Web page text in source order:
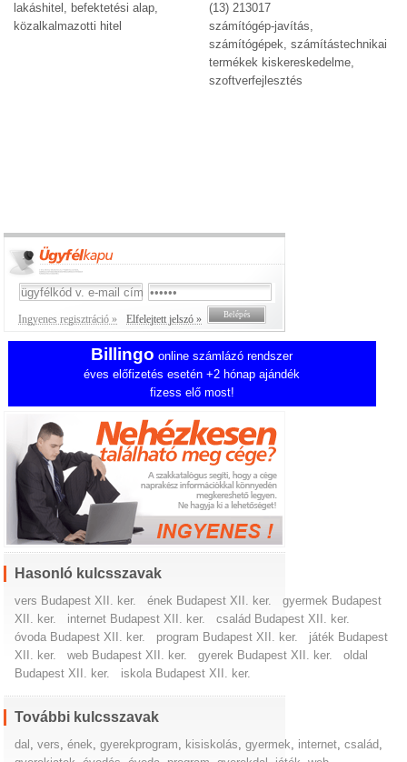
lakáshitel, befektetési alap,
közalkalmazotti hitel
(13) 213017
számítógép-javítás,
számítógépek, számítástechnikai
termékek kiskereskedelme,
szoftverfejlesztés
Ingyenes regisztráció » Elfelejtett jelszó »
Billingo online számlázó rendszer
éves előfizetés esetén +2 hónap ajándék
fizess elő most!
Hasonló kulcsszavak
vers Budapest XII. ker. ének Budapest XII. ker.
gyermek Budapest
XII. ker.
internet Budapest XII. ker.
család Budapest XII. ker.
óvoda Budapest XII. ker.
program Budapest XII. ker.
játék Budapest
XII. ker.
web Budapest XII. ker. gyerek Budapest XII. ker.
oldal
Budapest XII. ker.
iskola Budapest XII. ker.
További kulcsszavak
dal ,vers ,ének ,gyerekprogram kisiskolás ,gyermek internet ,család